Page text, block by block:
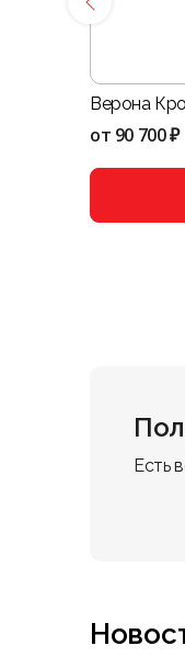
Верона
от 90 700 ₽
Есть